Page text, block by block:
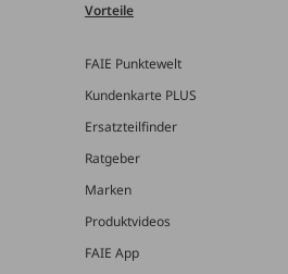
Vorteile
FAIE Punktewelt
Kundenkarte PLUS
Ersatzteilfinder
Ratgeber
Marken
Produktvideos
FAIE App